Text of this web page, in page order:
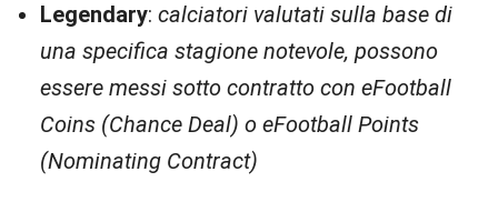
Legendary: calciatori valutati sulla base di
una specifica stagione notevole, possono
essere messi sotto contratto con eFootball
Coins (Chance Deal) o eFootball Points
(Nominating Contract)